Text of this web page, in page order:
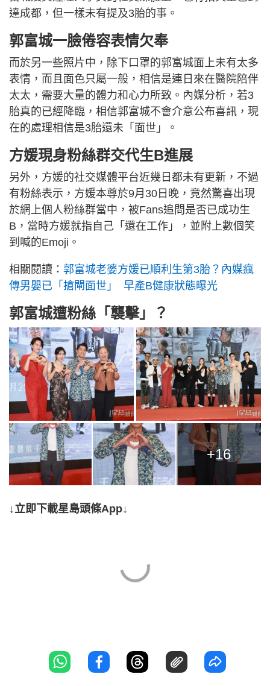
達成都，但一樣未有提及3胎的事。
郭富城一臉倦容表情欠奉
而於另一些照片中，除下口罩的郭富城面上未有太多
表情，而且面色只屬一般，相信是連日來在醫院陪伴
太太，需要大量的體力和心力所致。內媒分析，若3
胎真的已經降臨，相信郭富城不會介意公布喜訊，現
在的處理相信是3胎還未「面世」。
方媛現身粉絲群交代生B進展
另外，方媛的社交媒體平台近幾日都未有更新，不過
有粉絲表示，方媛本尊於9月30日晚，竟然驚喜出現
於網上個人粉絲群當中，被Fans追問是否已成功生
B，當時方媛就指自己「還在工作」，並附上數個笑
到喊的Emoji。
相關閱讀： 郭富城老婆方媛已順利生第3胎？內媒瘋
傳男嬰已「搶閘面世」 早產B健康狀態曝光
郭富城遭粉絲「襲擊」？
+16
↓立即下載星島頭條App↓